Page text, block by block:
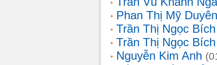
Phan Thị Mỹ Duyên
Trần Thị Ngọc Bích
Trần Thị Ngọc Bích
Nguyễn Kim Anh